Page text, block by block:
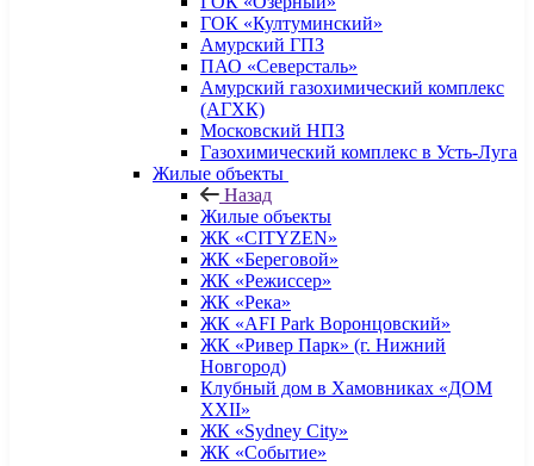
ГОК «Култуминский»
Амурский ГПЗ
ПАО «Северсталь»
Амурский газохимический комплекс
(АГХК)
Московский НПЗ
Газохимический комплекс в Усть-Луга
Жилые объекты
Назад
Жилые объекты
ЖК «CITYZEN»
ЖК «Береговой»
ЖК «Режиссер»
ЖК «Река»
ЖК «AFI Park Воронцовский»
ЖК «Ривер Парк» (г. Нижний
Новгород)
Клубный дом в Хамовниках «ДОМ
XXII»
ЖК «Sydney City»
ЖК «Событие»